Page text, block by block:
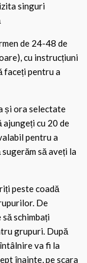
singuri
de 24-48 de
cu instrucțiuni
faceți pentru a
și ora selectate
cu 20 de
pentru a
să aveți la
peste coadă
De
schimbați
grupuri. După
va fi la
înainte, pe scara